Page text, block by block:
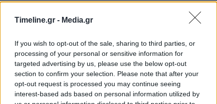
Timeline.gr - Media.gr
If you wish to opt-out of the sale, sharing to third parties, or
processing of your personal or sensitive information for
targeted advertising by us, please use the below opt-out
section to confirm your selection. Please note that after your
opt-out request is processed you may continue seeing
interest-based ads based on personal information utilized by
φέτος το κοινωνικό μέρισμα είναι 1,6 δισ.
συνυπολογιζομένων της μείωσης του ΕΝΦΙΑ και
της λεγόμενης 13ης σύνταξης που όμως δόθηκε,
όπως είπε, προεκλογικά τον Μάιο από τον
ΣΥΡΙΖΑ.
Ξεκαθάρισε ότι η λεγόμενη 13η σύνταξη θα είναι